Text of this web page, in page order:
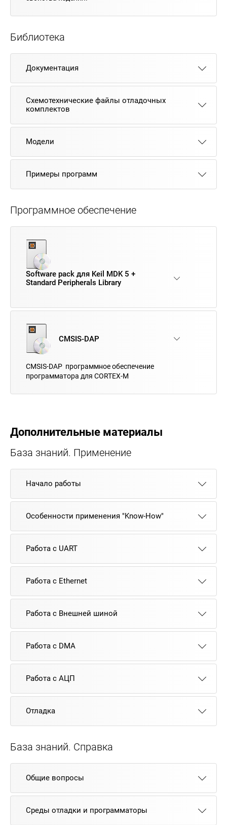
Библиотека
Документация
Схемотехнические файлы отладочных
комплектов
Модели
Примеры программ
Программное обеспечение
Software pack для Keil MDK 5 +
Standard Peripherals Library
CMSIS-DAP
CMSIS-DAP программное обеспечение
программатора для CORTEX-M
Дополнительные материалы
База знаний. Применение
Начало работы
Особенности применения "Know-How"
Работа с UART
Работа с Ethernet
Работа с Внешней шиной
Работа с DMA
Работа с АЦП
Отладка
База знаний. Справка
Общие вопросы
Среды отладки и программаторы